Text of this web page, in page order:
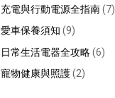
充電與行動電源全指南(7)
愛車保養須知 (9)
日常生活電器全攻略(6)
寵物健康與照護(2)